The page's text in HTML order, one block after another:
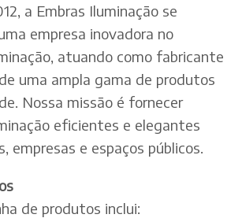
a Embras Iluminação se
empresa inovadora no
atuando como fabricante
uma ampla gama de produtos
Nossa missão é fornecer
eficientes e elegantes
empresas e espaços públicos.
de produtos inclui: